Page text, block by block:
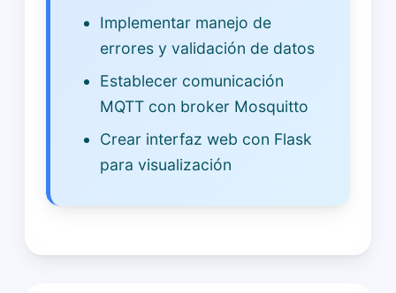
Implementar manejo de
errores y validación de datos
Establecer comunicación
MQTT con broker Mosquitto
Crear interfaz web con Flask
para visualización